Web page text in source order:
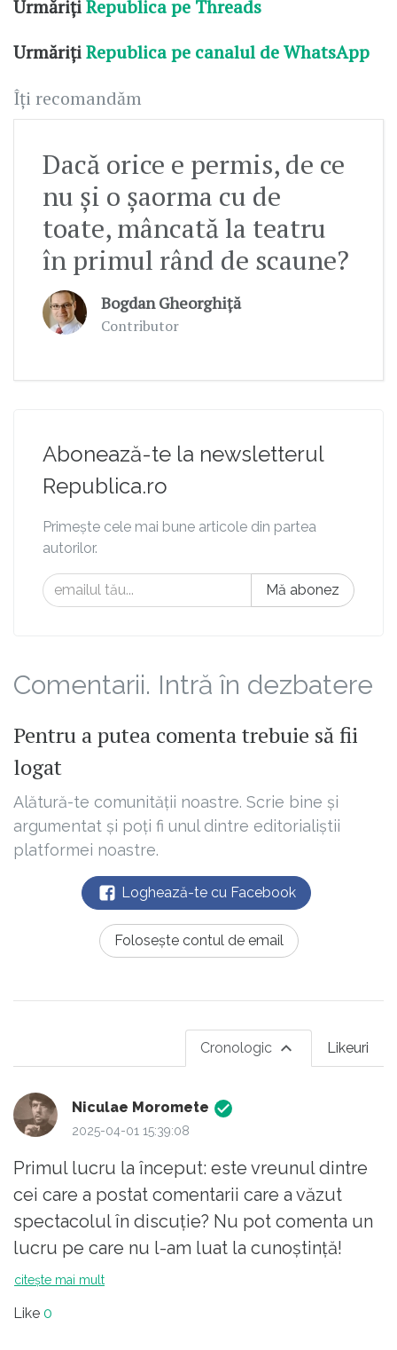
UrmărițiRepublica pe Threads
UrmărițiRepublica pe canalul de WhatsApp
Îți recomandăm
Dacă orice e permis, de ce
nu și o șaorma cu de
toate, mâncată la teatru
în primul rând de scaune?
Bogdan Gheorghiță
Contributor
Abonează-te la newsletterul
Republica.ro
Primește cele mai bune articole din partea
autorilor.
Mă abonez
Comentarii. Intră în dezbatere
Pentru a putea comenta trebuie să fii
logat
Alătură-te comunității noastre. Scrie bine și
argumentat și poți fi unul dintre editorialiștii
platformei noastre.
Loghează-te cu Facebook
Folosește contul de email
Likeuri
Cronologic
Niculae Moromete
2025-04-01 15:39:08
Primul lucru la început: este vreunul dintre
cei care a postat comentarii care a văzut
spectacolul în discuție? Nu pot comenta un
lucru pe care nu l-am luat la cunoștință!
citește mai mult
Like 0